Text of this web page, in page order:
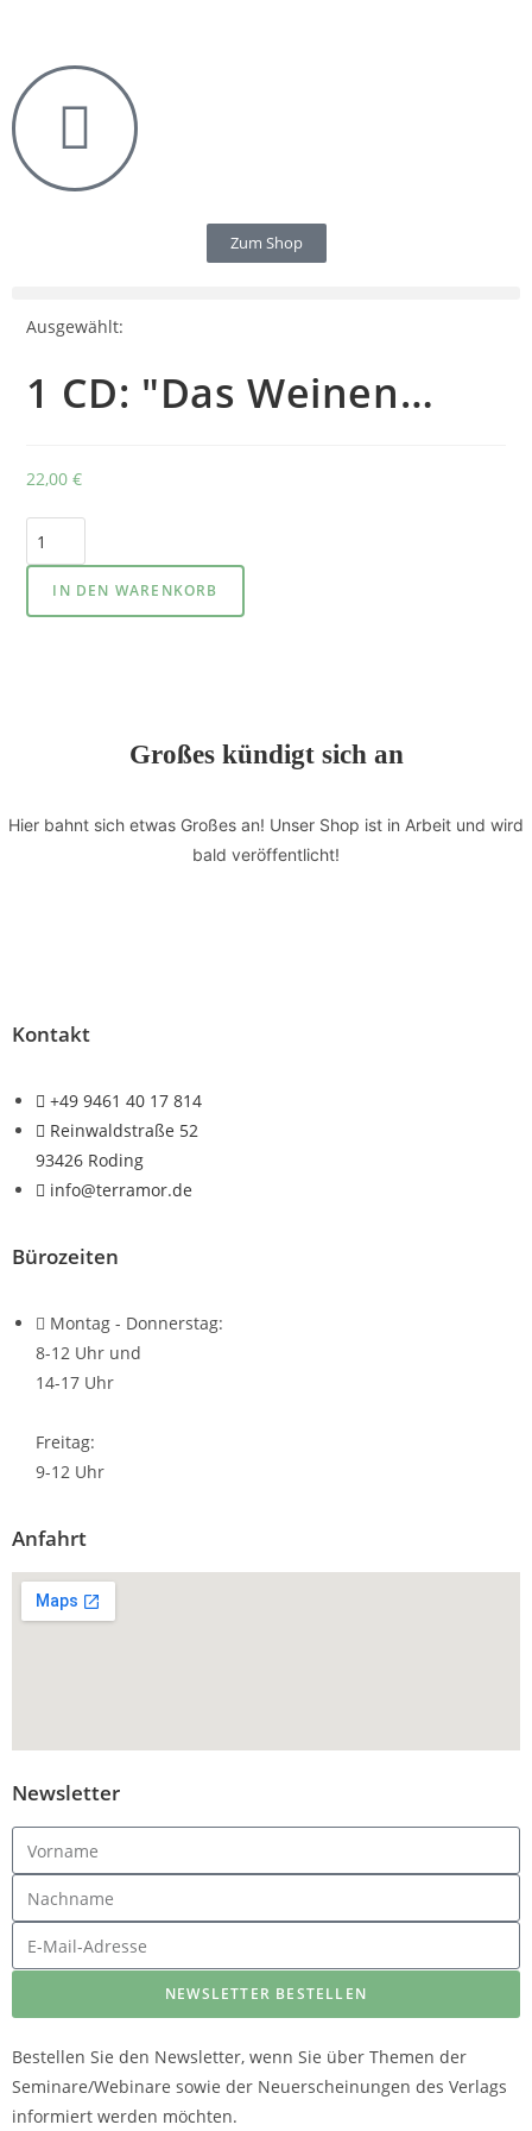
Zum Shop
Ausgewählt:
1 CD: "Das Weinen…
22,00€
IN DEN WARENKORB
Großes kündigt sich an
Hier bahnt sich etwas Großes an! Unser Shop ist in Arbeit und wird
bald veröffentlicht!
Kontakt
+49 9461 40 17 814
Reinwaldstraße 52
93426 Roding
info@terramor.de
Bürozeiten
Montag - Donnerstag:
8-12 Uhr und
14-17 Uhr
Freitag:
9-12 Uhr
Anfahrt
Newsletter
NEWSLETTER BESTELLEN
Bestellen Sie den Newsletter, wenn Sie über Themen der
Seminare/Webinare sowie der Neuerscheinungen des Verlags
informiert werden möchten.